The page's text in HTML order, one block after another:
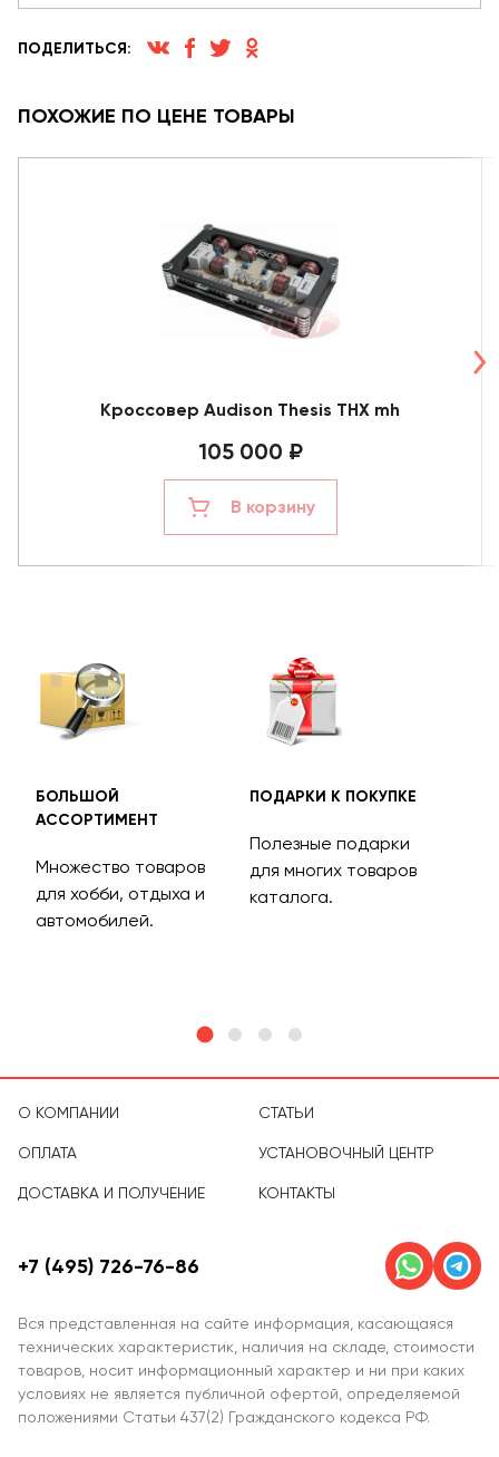
ПОДЕЛИТЬСЯ:
ПОХОЖИЕ ПО ЦЕНЕ ТОВАРЫ
Кроссовер Audison Thesis THX mh
105 000 ₽
В корзину
БОЛЬШОЙ
АССОРТИМЕНТ
Множество товаров
для хобби, отдыха и
автомобилей.
ПОДАРКИ К ПОКУПКЕ
Полезные подарки
для многих товаров
каталога.
О КОМПАНИИ
ОПЛАТА
ДОСТАВКА И ПОЛУЧЕНИЕ
СТАТЬИ
УСТАНОВОЧНЫЙ ЦЕНТР
КОНТАКТЫ
Вся представленная на сайте информация, касающаяся
технических характеристик, наличия на складе, стоимости
товаров, носит информационный характер и ни при каких
условиях не является публичной офертой, определяемой
положениями Статьи 437(2) Гражданского кодекса РФ.
+7 (495) 726-76-86